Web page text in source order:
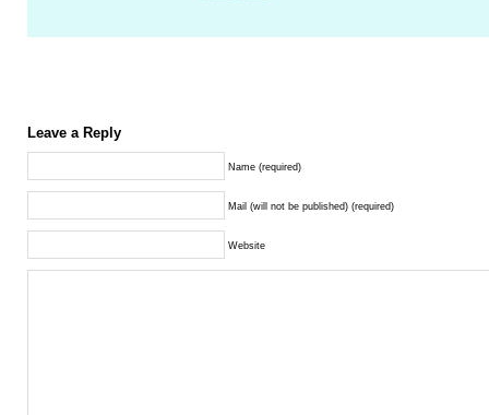
Leave a Reply
Name (required)
Mail (will not be published) (required)
Website